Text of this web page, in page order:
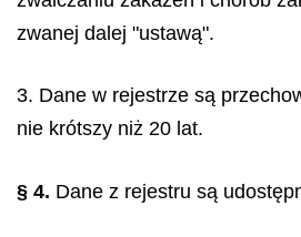
zwanej dalej "ustawą".
3. Dane w rejestrze są
nie krótszy niż 20 lat.
§ 4. Dane z rejestru są